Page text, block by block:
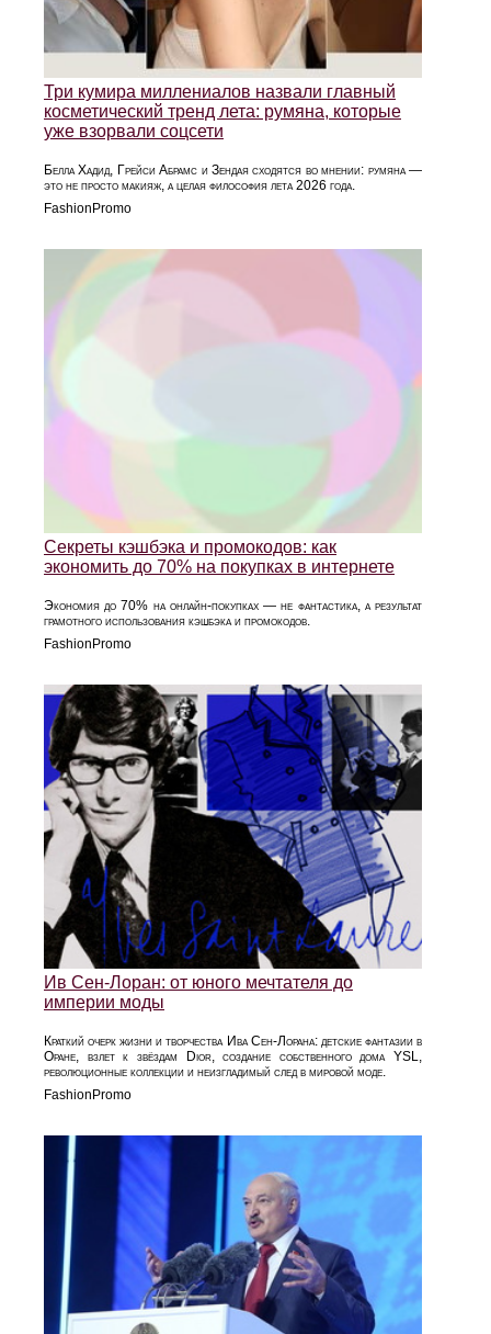
Три кумира миллениалов назвали главный
косметический тренд лета: румяна, которые
уже взорвали соцсети
Белла Хадид, Грейси Абрамс и Зендая сходятся во мнении: румяна —
это не просто макияж, а целая философия лета 2026 года.
FashionPromo
Секреты кэшбэка и промокодов: как
экономить до 70% на покупках в интернете
Экономия до 70% на онлайн-покупках — не фантастика, а результат
грамотного использования кэшбэка и промокодов.
FashionPromo
Ив Сен-Лоран: от юного мечтателя до
империи моды
Краткий очерк жизни и творчества Ива Сен-Лорана: детские фантазии в
Оране, взлет к звёздам Dior, создание собственного дома YSL,
революционные коллекции и неизгладимый след в мировой моде.
FashionPromo